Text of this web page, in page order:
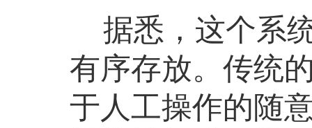
据悉，这个系
有序存放。传统
于人工操作的随